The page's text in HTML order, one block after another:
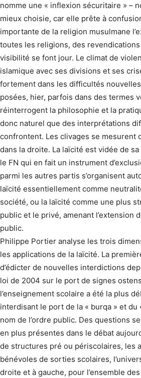
nomme une « inflexion sécuritaire » –
mieux choisie, car elle prête à
importante de la religion musulmane
toutes les religions, des revendications
visibilité se font jour. Le climat de
islamique avec ses divisions et ses
fortement dans les difficultés
posées, hier, parfois dans des termes
réinterrogent la philosophie et la
donc naturel que des interprétations
confrontent. Les clivages se mesurent
dans la droite. La laïcité est vidée de
le FN qui en fait un instrument
parmi les autres partis s’organisent
laïcité essentiellement comme
société, ou la laïcité comme une plus
public et le privé, amenant l’extension
public.
Philippe Portier analyse les trois
les applications de la laïcité. La
d’édicter de nouvelles interdictions
loi de 2004 sur le port de signes
l’enseignement scolaire a été la plus
interdisant le port de la « burqa » et du
nom de l’ordre public. Des questions
en plus présentes dans le débat
de structures pré ou périscolaires, les
bénévoles de sorties scolaires,
droite et à gauche, pour l’ensemble